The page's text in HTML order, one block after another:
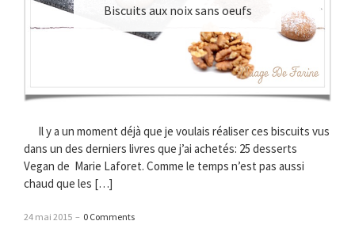
Biscuits aux noix sans oeufs
Il y a un moment déjà que je voulais réaliser ces biscuits vus
dans un des derniers livres que j’ai achetés: 25 desserts
Vegan de Marie Laforet. Comme le temps n’est pas aussi
chaud que les […]
24 mai 2015 – 0 Comments